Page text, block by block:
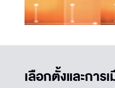
เลือกตั้งและการ